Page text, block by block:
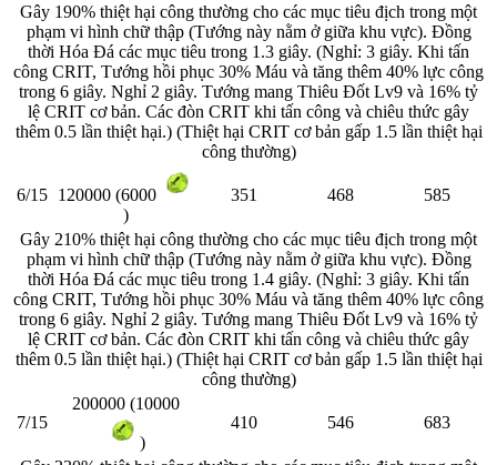
Gây 190% thiệt hại công thường cho các mục tiêu địch trong một
phạm vi hình chữ thập (Tướng này nằm ở giữa khu vực). Đồng
thời Hóa Đá các mục tiêu trong 1.3 giây. (Nghỉ: 3 giây. Khi tấn
công CRIT, Tướng hồi phục 30% Máu và tăng thêm 40% lực công
trong 6 giây. Nghỉ 2 giây. Tướng mang Thiêu Đốt Lv9 và 16% tỷ
lệ CRIT cơ bản. Các đòn CRIT khi tấn công và chiêu thức gây
thêm 0.5 lần thiệt hại.) (Thiệt hại CRIT cơ bản gấp 1.5 lần thiệt hại
công thường)
6/15 120000 (6000
)
351 468 585
Gây 210% thiệt hại công thường cho các mục tiêu địch trong một
phạm vi hình chữ thập (Tướng này nằm ở giữa khu vực). Đồng
thời Hóa Đá các mục tiêu trong 1.4 giây. (Nghỉ: 3 giây. Khi tấn
công CRIT, Tướng hồi phục 30% Máu và tăng thêm 40% lực công
trong 6 giây. Nghỉ 2 giây. Tướng mang Thiêu Đốt Lv9 và 16% tỷ
lệ CRIT cơ bản. Các đòn CRIT khi tấn công và chiêu thức gây
thêm 0.5 lần thiệt hại.) (Thiệt hại CRIT cơ bản gấp 1.5 lần thiệt hại
công thường)
7/15
200000 (10000
)
410 546 683